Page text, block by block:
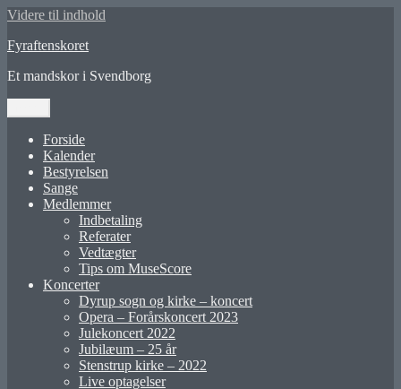
Videre til indhold
Fyraftenskoret
Et mandskor i Svendborg
Forside
Kalender
Bestyrelsen
Sange
Medlemmer
Indbetaling
Referater
Vedtægter
Tips om MuseScore
Koncerter
Dyrup sogn og kirke – koncert
Opera – Forårskoncert 2023
Julekoncert 2022
Jubilæum – 25 år
Stenstrup kirke – 2022
Live optagelser